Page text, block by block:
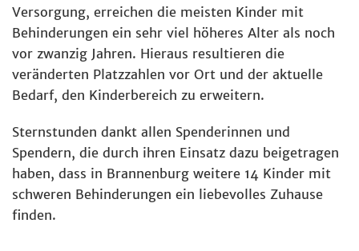
Versorgung, erreichen die meisten Kinder mit
Behinderungen ein sehr viel höheres Alter als noch
vor zwanzig Jahren. Hieraus resultieren die
veränderten Platzzahlen vor Ort und der aktuelle
Bedarf, den Kinderbereich zu erweitern.
Sternstunden dankt allen Spenderinnen und
Spendern, die durch ihren Einsatz dazu beigetragen
haben, dass in Brannenburg weitere 14 Kinder mit
schweren Behinderungen ein liebevolles Zuhause
finden.